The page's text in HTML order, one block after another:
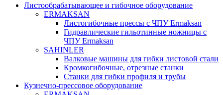
Листообрабатывающее и гибочное оборудование
ERMAKSAN
Листогибочные прессы с ЧПУ Ermaksan
Гидравлические гильотинные ножницы с
ЧПУ Ermaksan
SAHINLER
Валковые машины для гибки листовой стали
Кромкогибочные, отрезные станки
Станки для гибки профиля и трубы
Кузнечно-прессовое оборудование